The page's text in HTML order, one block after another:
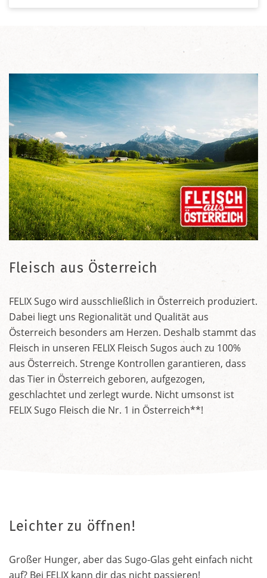
Fleisch aus Österreich
FELIX Sugo wird ausschließlich in Österreich produziert.
Dabei liegt uns Regionalität und Qualität aus
Österreich besonders am Herzen. Deshalb stammt das
Fleisch in unseren FELIX Fleisch Sugos auch zu 100%
aus Österreich. Strenge Kontrollen garantieren, dass
das Tier in Österreich geboren, aufgezogen,
geschlachtet und zerlegt wurde. Nicht umsonst ist
FELIX Sugo Fleisch die Nr. 1 in Österreich**!
Leichter zu öffnen!
Großer Hunger, aber das Sugo-Glas geht einfach nicht
auf? Bei FELIX kann dir das nicht passieren!